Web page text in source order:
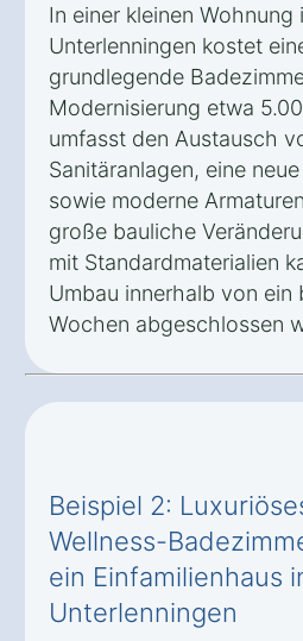
In einer kleinen Wohnung
Unterlenningen kostet
grundlegende
Modernisierung etwa
umfasst den Austausch
Sanitäranlagen, eine
sowie moderne
große bauliche
mit Standardmaterialien
Umbau innerhalb von ein
Wochen abgeschlossen
Beispiel 2:
Wellness-
ein Einfamilienhaus
Unterlenningen